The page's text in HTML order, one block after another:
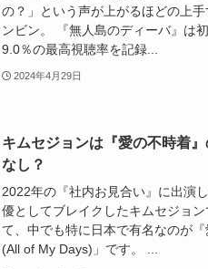
の？」という声が上がるほどの上
ンビン。 『無人島のディーバ』は
9.0％の最高視聴率を記録...
2024年4月29日
キムセジョンは『愛の不時着
なし？
2022年の『社内お見合い』に出演
優としてブレイクしたキムセジョ
て、中でも特に日本で有名なのが
(All of My Days)」です。 ...